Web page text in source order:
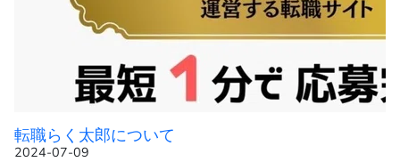
転職らく太郎について
2024-07-09